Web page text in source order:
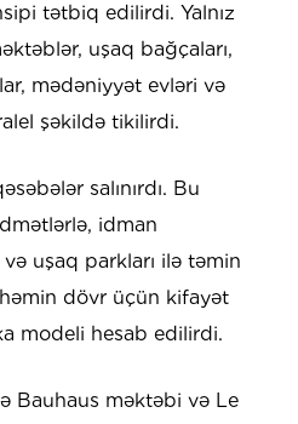
tətbiq edilirdi. Yalnız
uşaq bağçaları,
mədəniyyət evləri və
şəkildə tikilirdi.
salınırdı. Bu
idman
uşaq parkları ilə təmin
dövr üçün kifayət
modeli hesab edilirdi.
Bauhaus məktəbi və Le